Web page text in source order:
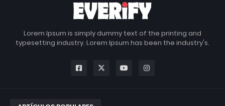
Lorem Ipsum is simply dummy text of the printing and
typesetting industry. Lorem Ipsum has been the industry's.